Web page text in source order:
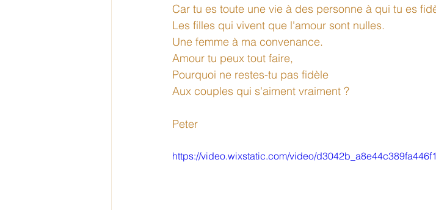
Car tu es toute une vie à des personne à qui tu es
Les filles qui vivent que l'amour sont nulles.
Une femme à ma convenance.
Amour tu peux tout faire,
Pourquoi ne restes-tu pas fidèle
Aux couples qui s'aiment vraiment ?
Peter
https://video.wixstatic.com/video/